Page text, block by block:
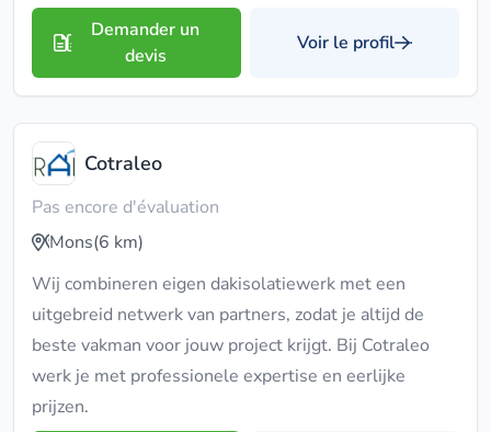
Demander un
devis
Voir le profil
Cotraleo
Pas encore d'évaluation
Mons(6 km)
Wij combineren eigen dakisolatiewerk met een
uitgebreid netwerk van partners, zodat je altijd de
beste vakman voor jouw project krijgt. Bij Cotraleo
werk je met professionele expertise en eerlijke
prijzen.